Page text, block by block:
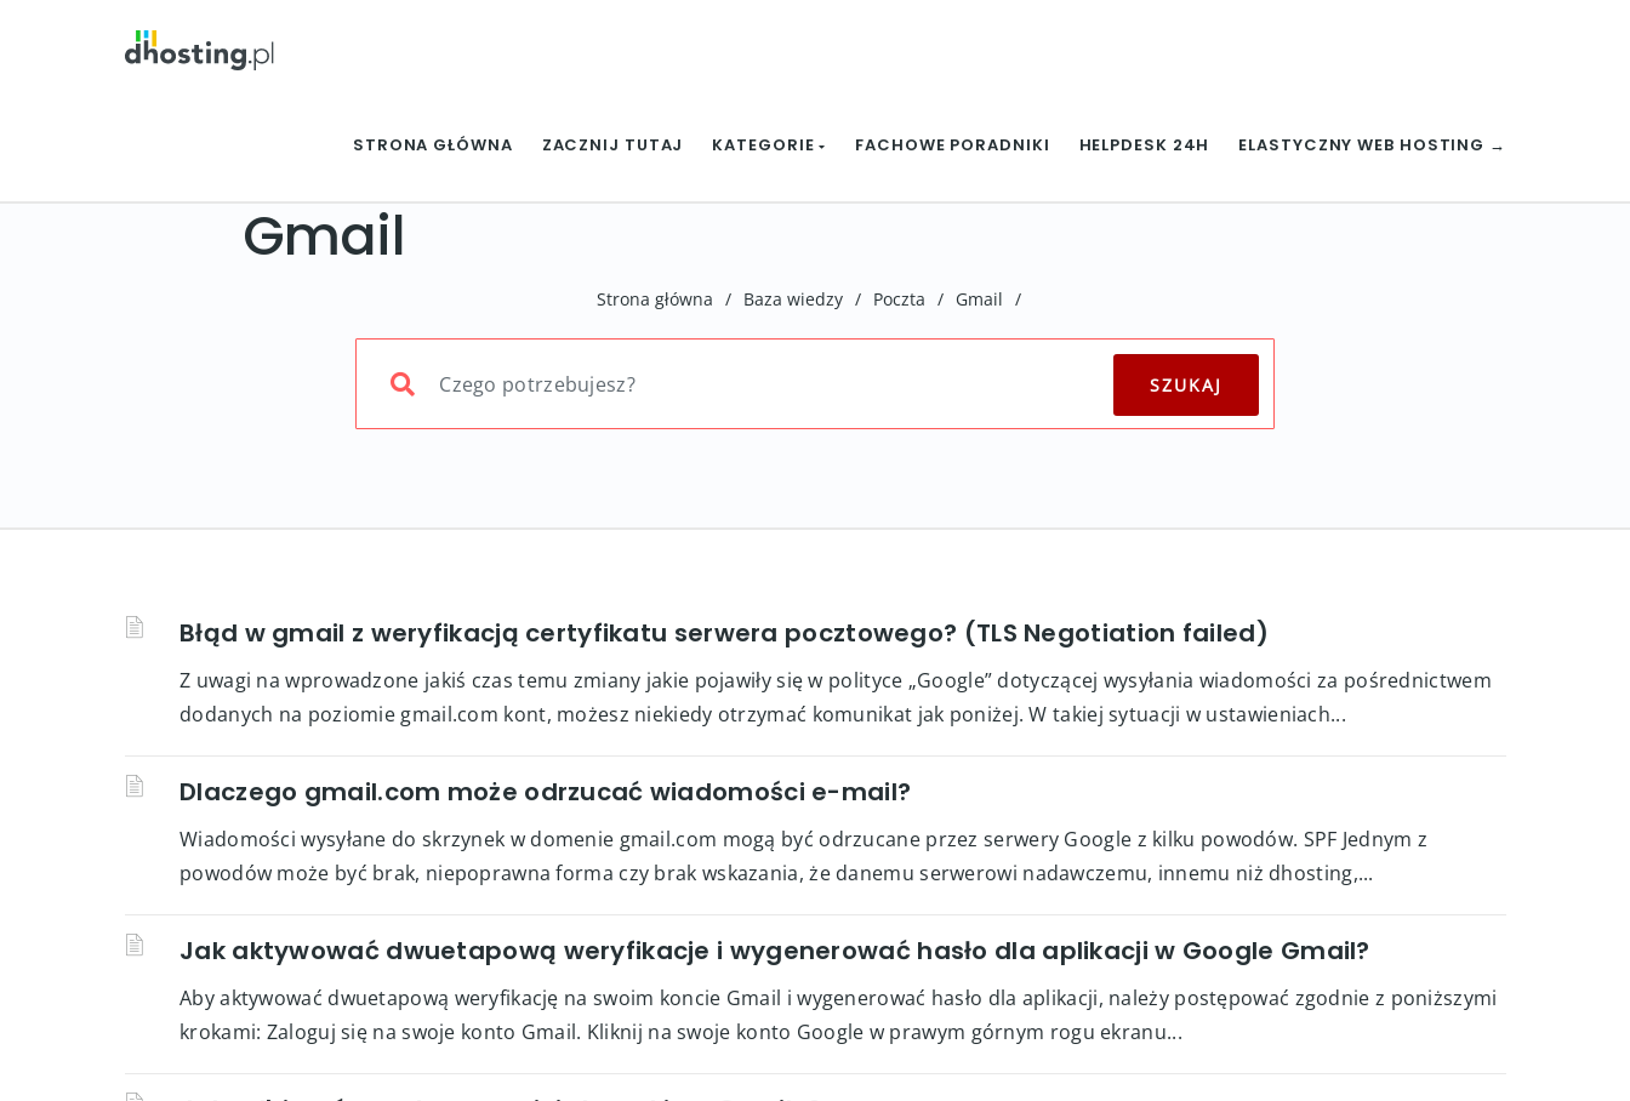
STRONA GŁÓWNA ZACZNIJ TUTAJ KATEGORIE FACHOWE PORADNIKI HELPDESK 24H ELASTYCZNY WEB HOSTING →
Gmail
Strona główna / Baza wiedzy / Poczta / Gmail /
Błąd w gmail z weryfikacją certyfikatu serwera pocztowego? (TLS Negotiation failed)
Z uwagi na wprowadzone jakiś czas temu zmiany jakie pojawiły się w polityce „Google” dotyczącej wysyłania wiadomości za pośrednictwem
dodanych na poziomie gmail.com kont, możesz niekiedy otrzymać komunikat jak poniżej. W takiej sytuacji w ustawieniach...
Dlaczego gmail.com może odrzucać wiadomości e-mail?
Wiadomości wysyłane do skrzynek w domenie gmail.com mogą być odrzucane przez serwery Google z kilku powodów. SPF Jednym z
powodów może być brak, niepoprawna forma czy brak wskazania, że danemu serwerowi nadawczemu, innemu niż dhosting,...
Jak aktywować dwuetapową weryfikacje i wygenerować hasło dla aplikacji w Google Gmail?
Aby aktywować dwuetapową weryfikację na swoim koncie Gmail i wygenerować hasło dla aplikacji, należy postępować zgodnie z poniższymi
krokami: Zaloguj się na swoje konto Gmail. Kliknij na swoje konto Google w prawym górnym rogu ekranu...